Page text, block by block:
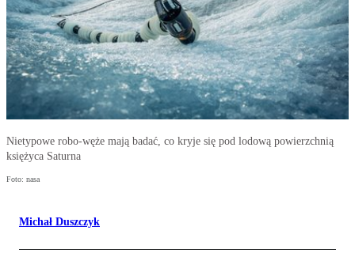
Nietypowe robo-węże mają badać, co kryje się pod lodową powierzchnią
księżyca Saturna
Foto: nasa
Michał Duszczyk